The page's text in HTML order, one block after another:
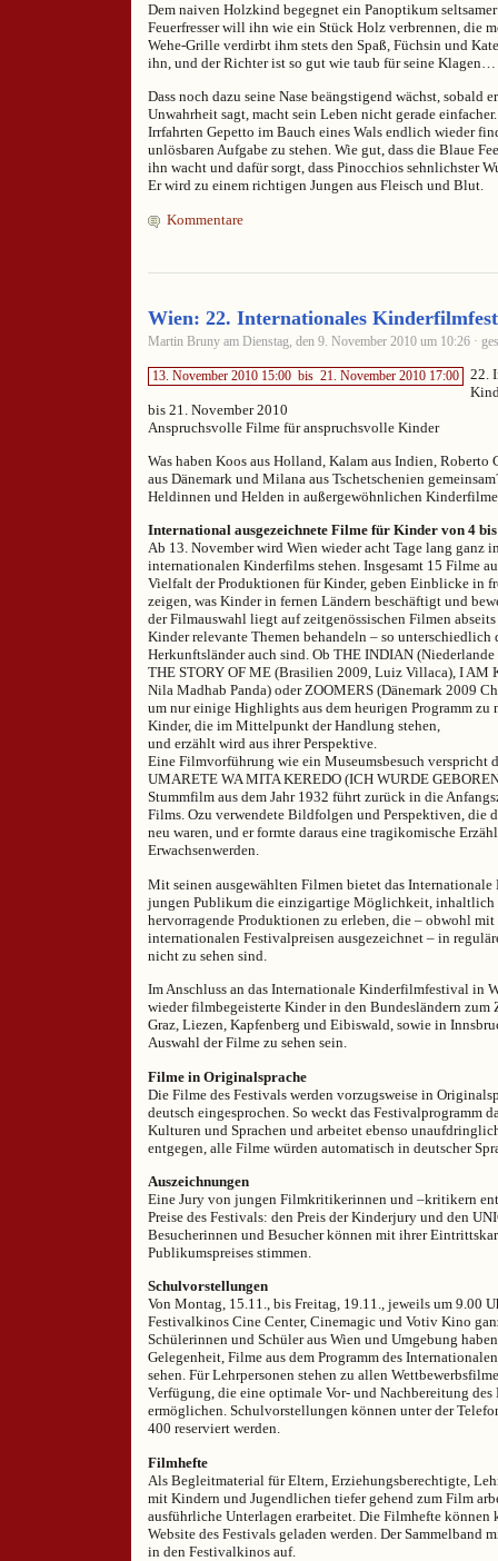
Dem naiven Holzkind begegnet ein Panoptikum
Feuerfresser will ihn wie ein Stück Holz verbrennen, die
Wehe-Grille verdirbt ihm stets den Spaß, Füchsin und
ihn, und der Richter ist so gut wie taub für seine Klagen…
Dass noch dazu seine Nase beängstigend wächst, sobald
Unwahrheit sagt, macht sein Leben nicht gerade
Irrfahrten Gepetto im Bauch eines Wals endlich wieder
unlösbaren Aufgabe zu stehen. Wie gut, dass die Blaue
ihn wacht und dafür sorgt, dass Pinocchios sehnlichster
Er wird zu einem richtigen Jungen aus Fleisch und Blut.
Kommentare
Wien: 22. Internationales
Martin Bruny am Dienstag, den 9. November 2010 um 10:26 ·
13. November 2010 15:00 bis 21. November 2010 17:00
22.
bis 21. November 2010
Anspruchsvolle Filme für anspruchsvolle Kinder
Was haben Koos aus Holland, Kalam aus Indien, Roberto
aus Dänemark und Milana aus Tschetschenien
Heldinnen und Helden in außergewöhnlichen
International ausgezeichnete Filme für Kinder von 4
Ab 13. November wird Wien wieder acht Tage lang ganz
internationalen Kinderfilms stehen. Insgesamt 15 Filme
Vielfalt der Produktionen für Kinder, geben Einblicke in
zeigen, was Kinder in fernen Ländern beschäftigt und
der Filmauswahl liegt auf zeitgenössischen Filmen
Kinder relevante Themen behandeln – so unterschiedlich
Herkunftsländer auch sind. Ob THE INDIAN
THE STORY OF ME (Brasilien 2009, Luiz Villaca), I
Nila Madhab Panda) oder ZOOMERS (Dänemark 2009
um nur einige Highlights aus dem heurigen Programm zu
Kinder, die im Mittelpunkt der Handlung stehen,
und erzählt wird aus ihrer Perspektive.
Eine Filmvorführung wie ein Museumsbesuch verspricht
UMARETE WA MITA KEREDO (ICH WURDE
Stummfilm aus dem Jahr 1932 führt zurück in die
Films. Ozu verwendete Bildfolgen und Perspektiven, die
neu waren, und er formte daraus eine tragikomische
Erwachsenwerden.
Mit seinen ausgewählten Filmen bietet das
jungen Publikum die einzigartige Möglichkeit, inhaltlich
hervorragende Produktionen zu erleben, die – obwohl mit
internationalen Festivalpreisen ausgezeichnet – in
nicht zu sehen sind.
Im Anschluss an das Internationale Kinderfilmfestival in
wieder filmbegeisterte Kinder in den Bundesländern zum
Graz, Liezen, Kapfenberg und Eibiswald, sowie in
Auswahl der Filme zu sehen sein.
Filme in Originalsprache
Die Filme des Festivals werden vorzugsweise in
deutsch eingesprochen. So weckt das Festivalprogramm
Kulturen und Sprachen und arbeitet ebenso
entgegen, alle Filme würden automatisch in deutscher
Auszeichnungen
Eine Jury von jungen Filmkritikerinnen und –kritikern
Preise des Festivals: den Preis der Kinderjury und den
Besucherinnen und Besucher können mit ihrer
Publikumspreises stimmen.
Schulvorstellungen
Von Montag, 15.11., bis Freitag, 19.11., jeweils um 9.00
Festivalkinos Cine Center, Cinemagic und Votiv Kino
Schülerinnen und Schüler aus Wien und Umgebung
Gelegenheit, Filme aus dem Programm des
sehen. Für Lehrpersonen stehen zu allen
Verfügung, die eine optimale Vor- und Nachbereitung des
ermöglichen. Schulvorstellungen können unter der
400 reserviert werden.
Filmhefte
Als Begleitmaterial für Eltern, Erziehungsberechtigte,
mit Kindern und Jugendlichen tiefer gehend zum Film
ausführliche Unterlagen erarbeitet. Die Filmhefte können
Website des Festivals geladen werden. Der Sammelband
in den Festivalkinos auf.